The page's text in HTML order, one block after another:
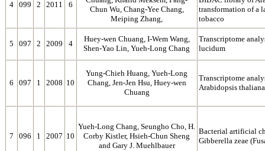
4 099 2 2011 6
Chun Wu, Chang-Yee Chang,
Meiping Zhang,
transformation of a
tobacco
5 097 2 2009 4
Huey-wen Chuang, I-Wem Wang,
Shen-Yao Lin, Yueh-Long Chang
Transcriptome
lucidum
6 097 1 2008 10
Yung-Chieh Huang, Yueh-Long
Chang, Jen-Jen Hsu, Huey-wen
Chuang
Transcriptome
Arabidopsis thaliana
7 096 1 2007 10
Yueh-Long Chang, Seungho Cho, H.
Corby Kistler, Hsieh-Chun Sheng
and Gary J. Muehlbauer
Bacterial artificial
Gibberella zeae